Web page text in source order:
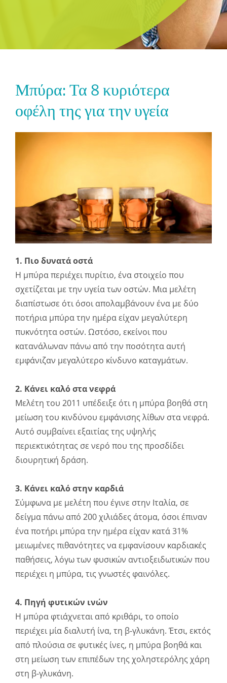
Μπύρα: Τα 8 κυριότερα
οφέλη της για την υγεία
1. Πιο δυνατά οστά
Η μπύρα περιέχει πυρίτιο, ένα στοιχείο που
σχετίζεται με την υγεία των οστών. Μια μελέτη
διαπίστωσε ότι όσοι απολαμβάνουν ένα με δύο
ποτήρια μπύρα την ημέρα είχαν μεγαλύτερη
πυκνότητα οστών. Ωστόσο, εκείνοι που
κατανάλωναν πάνω από την ποσότητα αυτή
εμφάνιζαν μεγαλύτερο κίνδυνο καταγμάτων.
2. Κάνει καλό στα νεφρά
Μελέτη του 2011 υπέδειξε ότι η μπύρα βοηθά στη
μείωση του κινδύνου εμφάνισης λίθων στα νεφρά.
Αυτό συμβαίνει εξαιτίας της υψηλής
περιεκτικότητας σε νερό που της προσδίδει
διουρητική δράση.
3. Κάνει καλό στην καρδιά
Σύμφωνα με μελέτη που έγινε στην Ιταλία, σε
δείγμα πάνω από 200 χιλιάδες άτομα, όσοι έπιναν
ένα ποτήρι μπύρα την ημέρα είχαν κατά 31%
μειωμένες πιθανότητες να εμφανίσουν καρδιακές
παθήσεις, λόγω των φυσικών αντιοξειδωτικών που
περιέχει η μπύρα, τις γνωστές φαινόλες.
4. Πηγή φυτικών ινών
Η μπύρα φτιάχνεται από κριθάρι, το οποίο
περιέχει μία διαλυτή ίνα, τη β-γλυκάνη. Έτσι, εκτός
από πλούσια σε φυτικές ίνες, η μπύρα βοηθά και
στη μείωση των επιπέδων της χοληστερόλης χάρη
στη β-γλυκάνη.